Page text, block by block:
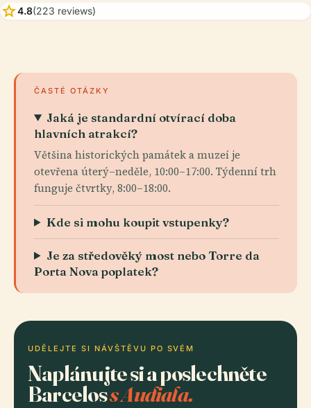
star4.8(223 reviews)
ČASTÉ OTÁZKY
Jaká je standardní otvírací doba
hlavních atrakcí?
Většina historických památek a muzeí je
otevřena úterý–neděle, 10:00–17:00. Týdenní trh
funguje čtvrtky, 8:00–18:00.
Kde si mohu koupit vstupenky?
Je za středověký most nebo Torre da
Porta Nova poplatek?
UDĚLEJTE SI NÁVŠTĚVU PO SVÉM
Naplánujte si a poslechněte
Barceloss Audiala.